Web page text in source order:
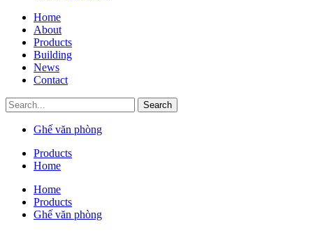
Home
About
Products
Building
News
Contact
Search
Ghế văn phòng
Products
Home
Home
Products
Ghế văn phòng